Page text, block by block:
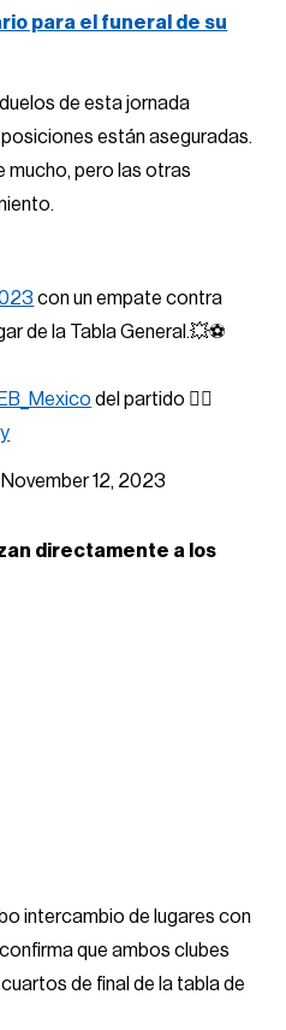
para el funeral de su
de esta jornada
están aseguradas.
mucho, pero las otras
con un empate contra
de la Tabla General.💥⚽
del partido 👇🏼
November 12, 2023
directamente a los
intercambio de lugares con
que ambos clubes
de final de la tabla de